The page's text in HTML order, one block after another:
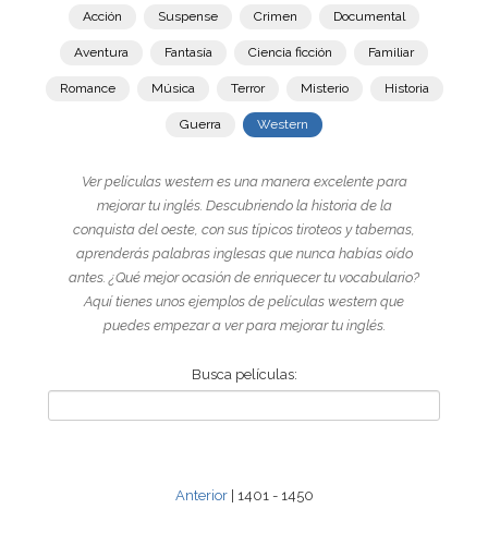
Acción Suspense Crimen Documental
Aventura Fantasía Ciencia ficción Familiar
Romance Música Terror Misterio Historia
Guerra Western
Ver películas western es una manera excelente para
mejorar tu inglés. Descubriendo la historia de la
conquista del oeste, con sus típicos tiroteos y tabernas,
aprenderás palabras inglesas que nunca habías oído
antes. ¿Qué mejor ocasión de enriquecer tu vocabulario?
Aquí tienes unos ejemplos de películas western que
puedes empezar a ver para mejorar tu inglés.
Busca películas:
Anterior| 1401 - 1450